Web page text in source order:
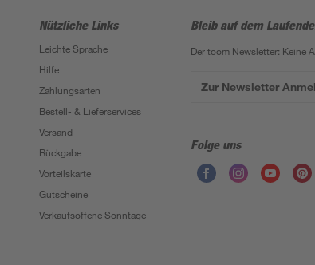
Nützliche Links
Leichte Sprache
Hilfe
Zahlungsarten
Bestell- & Lieferservices
Versand
Rückgabe
Vorteilskarte
Gutscheine
Verkaufsoffene Sonntage
Bleib auf dem
Der toom Newsletter: Keine
Zur Newsletter
Folge uns